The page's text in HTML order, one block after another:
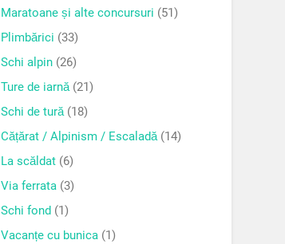
Maratoane și alte concursuri (51)
Plimbărici (33)
Schi alpin (26)
Ture de iarnă(21)
Schi de tură(18)
Cățărat / Alpinism / Escaladă(14)
La scăldat (6)
Via ferrata (3)
Schi fond (1)
Vacanțe cu bunica (1)